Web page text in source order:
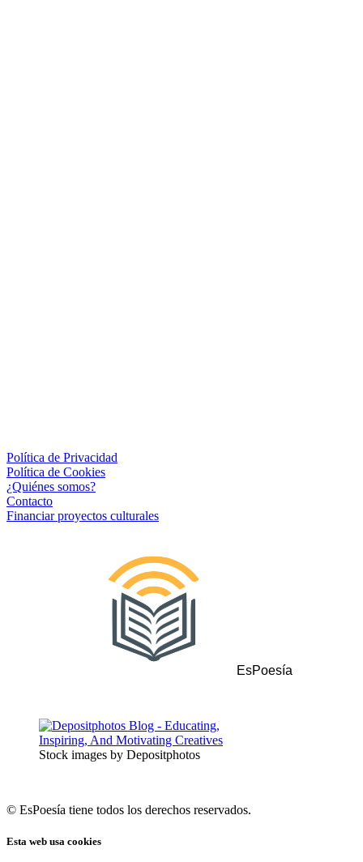
Política de Privacidad
Política de Cookies
¿Quiénes somos?
Contacto
Financiar proyectos culturales
EsPoesía
Stock images by Depositphotos
© EsPoesía tiene todos los derechos reservados.
Esta web usa cookies